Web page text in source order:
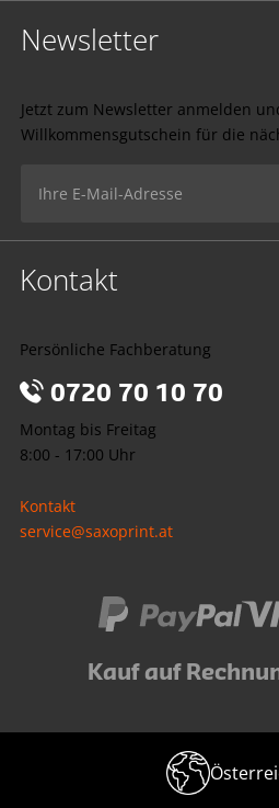
Newsletter
Jetzt zum Newsletter anmelden
Willkommensgutschein für die
Kontakt
Persönliche Fachberatung
0720 70 10 70
Montag bis Freitag
8:00 - 17:00 Uhr
Kontakt
service@saxoprint.at
Kauf auf